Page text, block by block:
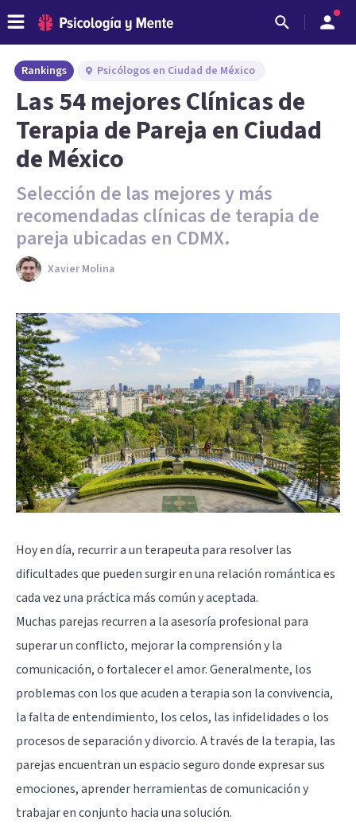
Rankings Psicólogos en Ciudad de México
Las 54 mejores Clínicas de
Terapia de Pareja en Ciudad
de México
Selección de las mejores y más
recomendadas clínicas de terapia de
pareja ubicadas en CDMX.
Xavier Molina
Hoy en día, recurrir a un terapeuta para resolver las
dificultades que pueden surgir en una relación romántica es
cada vez una práctica más común y aceptada.
Muchas parejas recurren a la asesoría profesional para
superar un conflicto, mejorar la comprensión y la
comunicación, o fortalecer el amor. Generalmente, los
problemas con los que acuden a terapia son la convivencia,
la falta de entendimiento, los celos, las infidelidades o los
procesos de separación y divorcio. A través de la terapia, las
parejas encuentran un espacio seguro donde expresar sus
emociones, aprender herramientas de comunicación y
trabajar en conjunto hacia una solución.